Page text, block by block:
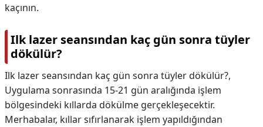
kaçının.
Ilk lazer seansından kaç gün sonra tüyler
dökülür?
Ilk lazer seansından kaç gün sonra tüyler dökülür?,
Uygulama sonrasında 15-21 gün aralığında işlem
bölgesindeki kıllarda dökülme gerçekleşecektir.
Merhabalar, kıllar sıfırlanarak işlem yapıldığından